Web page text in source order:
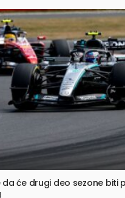
da će drugi deo sezone biti